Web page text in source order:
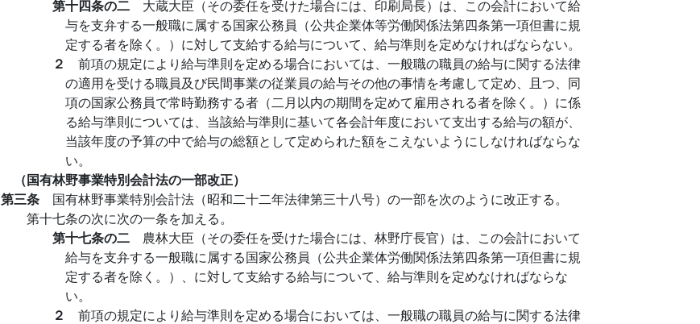
第十四条の二 大蔵大臣（その委任を受けた場合には、印刷局長）は、この会計において給
与を支弁する一般職に属する国家公務員（公共企業体等労働関係法第四条第一項但書に規
定する者を除く。）に対して支給する給与について、給与準則を定めなければならない。
２ 前項の規定により給与準則を定める場合においては、一般職の職員の給与に関する法律
の適用を受ける職員及び民間事業の従業員の給与その他の事情を考慮して定め、且つ、同
項の国家公務員で常時勤務する者（二月以内の期間を定めて雇用される者を除く。）に係
る給与準則については、当該給与準則に基いて各会計年度において支出する給与の額が、
当該年度の予算の中で給与の総額として定められた額をこえないようにしなければならな
い。
（国有林野事業特別会計法の一部改正）
第三条 国有林野事業特別会計法（昭和二十二年法律第三十八号）の一部を次のように改正する。
第十七条の次に次の一条を加える。
第十七条の二 農林大臣（その委任を受けた場合には、林野庁長官）は、この会計において
給与を支弁する一般職に属する国家公務員（公共企業体労働関係法第四条第一項但書に規
定する者を除く。）、に対して支給する給与について、給与準則を定めなければならな
い。
２ 前項の規定により給与準則を定める場合においては、一般職の職員の給与に関する法律